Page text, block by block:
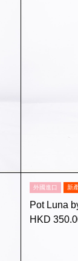
外國進口 新
Pot Luna
HKD